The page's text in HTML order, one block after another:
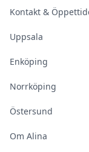
Kontakt &
Uppsala
Enköping
Norrköping
Östersund
Om Alina